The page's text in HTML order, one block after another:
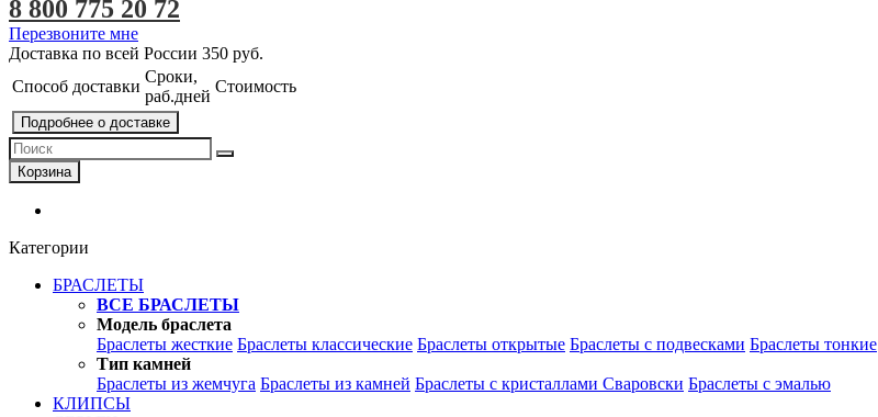
8 800 775 20 72
Перезвоните мне
Доставка по всей России 350 руб.
Способ доставки
Сроки,
раб.дней
Стоимость
Подробнее о доставке
Корзина
Категории
БРАСЛЕТЫ
ВСЕ БРАСЛЕТЫ
Модель браслета
Браслеты жесткие Браслеты классические Браслеты открытые Браслеты с подвесками Браслеты тонкие
Тип камней
Браслеты из жемчуга Браслеты из камней Браслеты с кристаллами Сваровски Браслеты с эмалью
КЛИПСЫ